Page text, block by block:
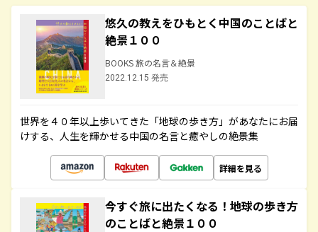
悠久の教えをひもとく中国のことばと
絶景１００
BOOKS 旅の名言＆絶景
2022.12.15 発売
世界を４０年以上歩いてきた「地球の歩き方」があなたにお届
けする、人生を輝かせる中国の名言と癒やしの絶景集
詳細を見る
今すぐ旅に出たくなる！地球の歩き方
のことばと絶景１００